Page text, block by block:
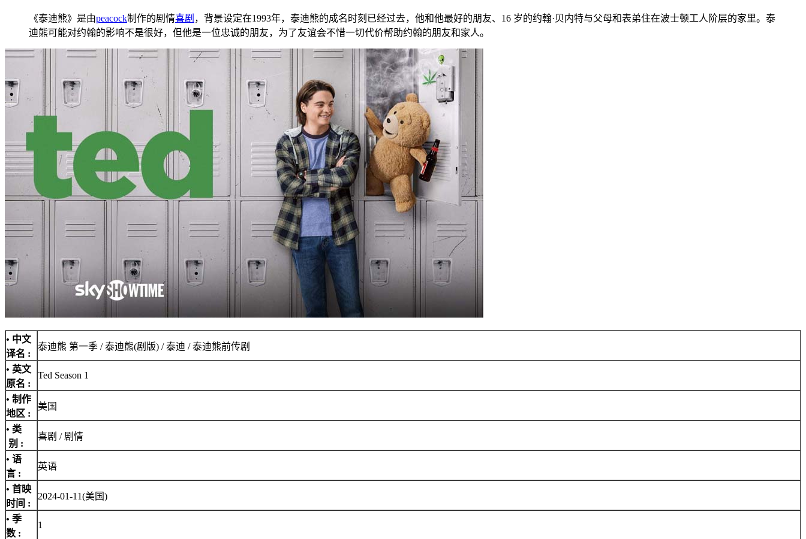
《泰迪熊》是由peacock制作的剧情喜剧 ，背景设定在1993年，泰迪熊的成名时刻已经过去，他和他最好的朋友、16 岁的约翰·贝内特与父母和表弟住在波士顿工人阶层的家里。泰
迪熊可能对约翰的影响不是很好，但他是一位忠诚的朋友，为了友谊会不惜一切代价帮助约翰的朋友和家人。
• 中文
译名 :
泰迪熊 第一季 / 泰迪熊(剧版) / 泰迪 / 泰迪熊前传剧
• 英文
原名 :
Ted Season 1
• 制作
地区 :
美国
• 类
别 :
喜剧 / 剧情
• 语
言 :
英语
• 首映
时间 :
2024-01-11(美国)
• 季
数 :
1